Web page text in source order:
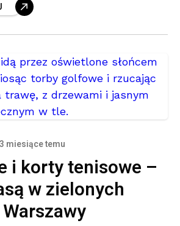
wartość
3 miesiące temu
i korty tenisowe –
w zielonych